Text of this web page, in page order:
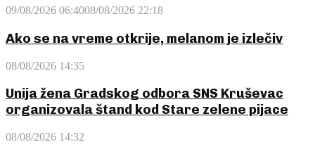
09/08/2026 06:4008/08/2026 22:18
Ako se na vreme otkrije, melanom je izlečiv
08/08/2026 14:35
Unija žena Gradskog odbora SNS Kruševac
organizovala štand kod Stare zelene pijace
08/08/2026 14:32